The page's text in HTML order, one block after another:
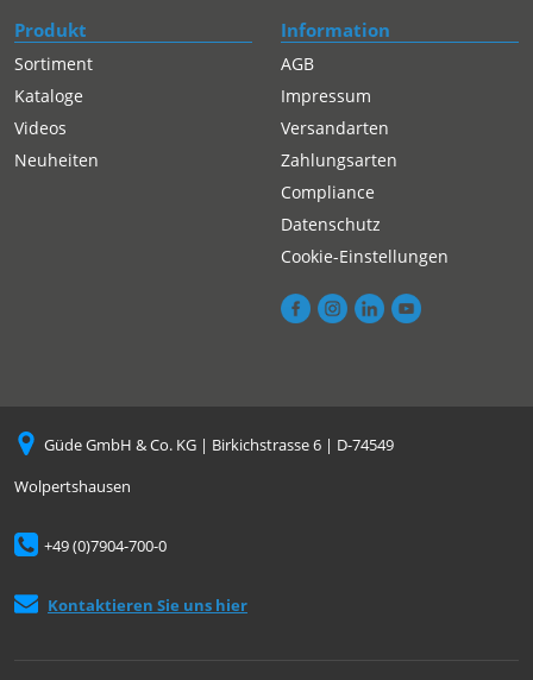
Produkt
Sortiment
Kataloge
Videos
Neuheiten
Information
AGB
Impressum
Versandarten
Zahlungsarten
Compliance
Datenschutz
Cookie-Einstellungen
Güde GmbH & Co. KG | Birkichstrasse 6 | D-74549
Wolpertshausen
+49 (0)7904-700-0
Kontaktieren Sie uns hier